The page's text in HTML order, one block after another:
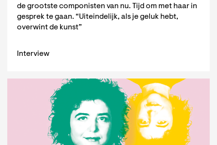
de grootste componisten van nu. Tijd om met haar in
gesprek te gaan. “Uiteindelijk, als je geluk hebt,
overwint de kunst”
Interview